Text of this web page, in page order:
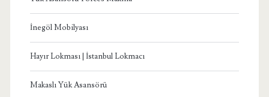
İnegöl Mobilyası
Hayır Lokması | İstanbul Lokmacı
Makaslı Yük Asansörü